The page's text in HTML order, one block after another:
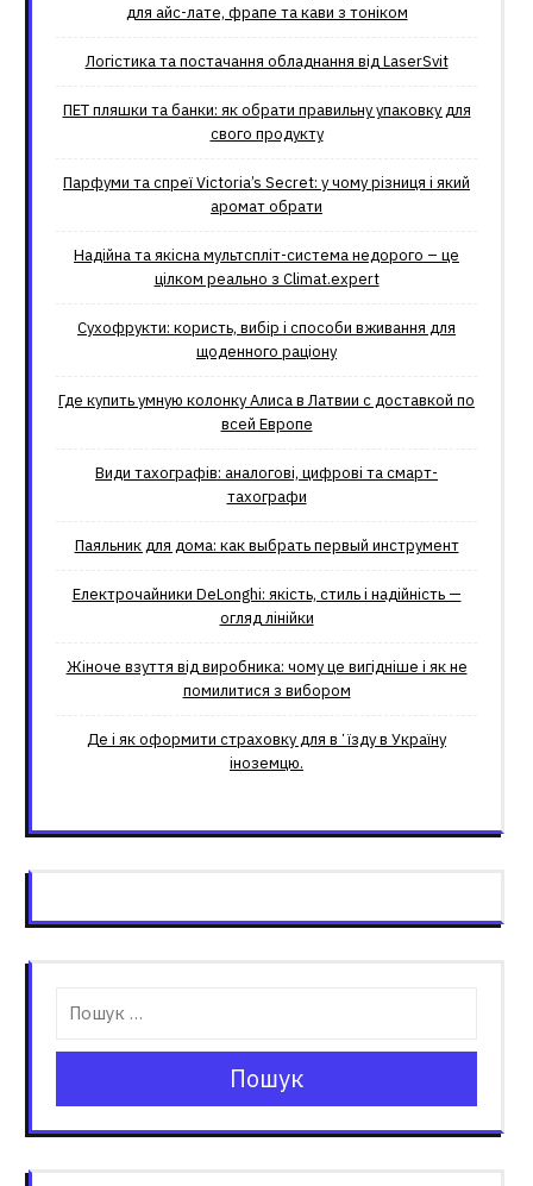
для айс-лате, фрапе та кави з тоніком
Логістика та постачання обладнання від LaserSvit
ПЕТ пляшки та банки: як обрати правильну упаковку для
свого продукту
Парфуми та спреї Victoria’s Secret: у чому різниця і який
аромат обрати
Надійна та якісна мультспліт-система недорого – це
цілком реально з Climat.еxpert
Сухофрукти: користь, вибір і способи вживання для
щоденного раціону
Где купить умную колонку Алиса в Латвии с доставкой по
всей Европе
Види тахографів: аналогові, цифрові та смарт-
тахографи
Паяльник для дома: как выбрать первый инструмент
Електрочайники DeLonghi: якість, стиль і надійність —
огляд лінійки
Жіноче взуття від виробника: чому це вигідніше і як не
помилитися з вибором
Де і як оформити страховку для вʼїзду в Україну
іноземцю.
Пошук